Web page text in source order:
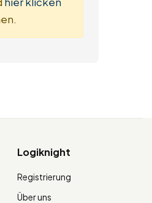
Logiknight
Registrierung
Über uns